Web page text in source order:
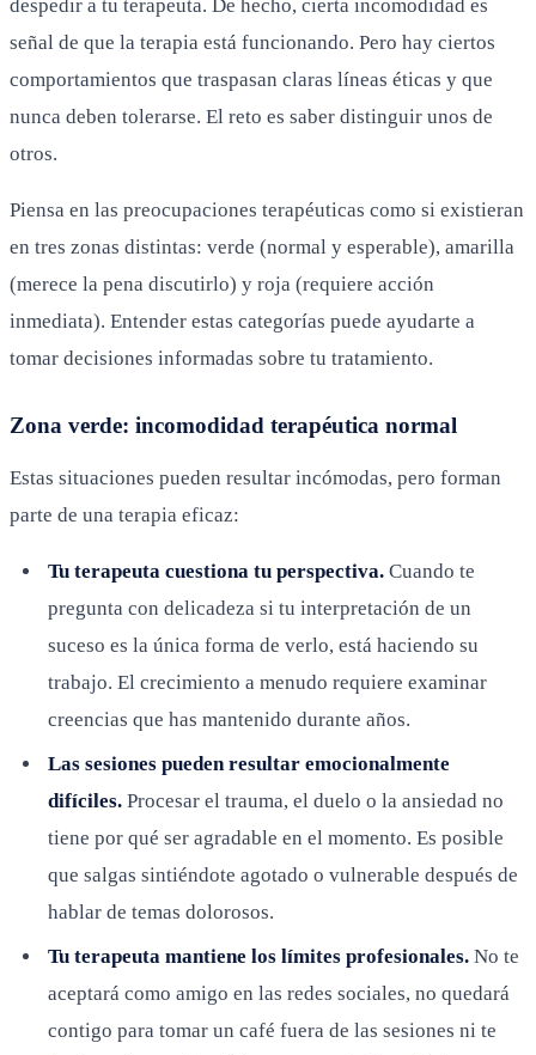
despedir a tu terapeuta. De hecho, cierta incomodidad es
señal de que la terapia está funcionando. Pero hay ciertos
comportamientos que traspasan claras líneas éticas y que
nunca deben tolerarse. El reto es saber distinguir unos de
otros.
Piensa en las preocupaciones terapéuticas como si existieran
en tres zonas distintas: verde (normal y esperable), amarilla
(merece la pena discutirlo) y roja (requiere acción
inmediata). Entender estas categorías puede ayudarte a
tomar decisiones informadas sobre tu tratamiento.
Zona verde: incomodidad terapéutica normal
Estas situaciones pueden resultar incómodas, pero forman
parte de una terapia eficaz:
Tu terapeuta cuestiona tu perspectiva. Cuando te
pregunta con delicadeza si tu interpretación de un
suceso es la única forma de verlo, está haciendo su
trabajo. El crecimiento a menudo requiere examinar
creencias que has mantenido durante años.
Las sesiones pueden resultar emocionalmente
difíciles. Procesar el trauma, el duelo o la ansiedad no
tiene por qué ser agradable en el momento. Es posible
que salgas sintiéndote agotado o vulnerable después de
hablar de temas dolorosos.
Tu terapeuta mantiene los límites profesionales. No te
aceptará como amigo en las redes sociales, no quedará
contigo para tomar un café fuera de las sesiones ni te